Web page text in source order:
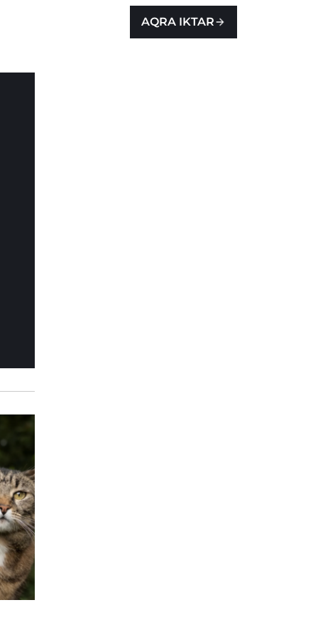
AQRA IKTAR